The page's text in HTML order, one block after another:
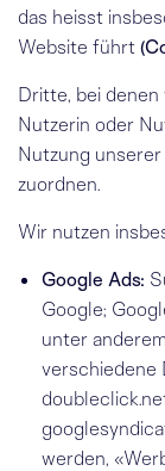
das heisst
Website führt
Dritte, bei denen
Nutzerin oder
Nutzung
zuordnen.
Wir nutzen
Google Ads:
Google;
unter
verschiedene
werden,